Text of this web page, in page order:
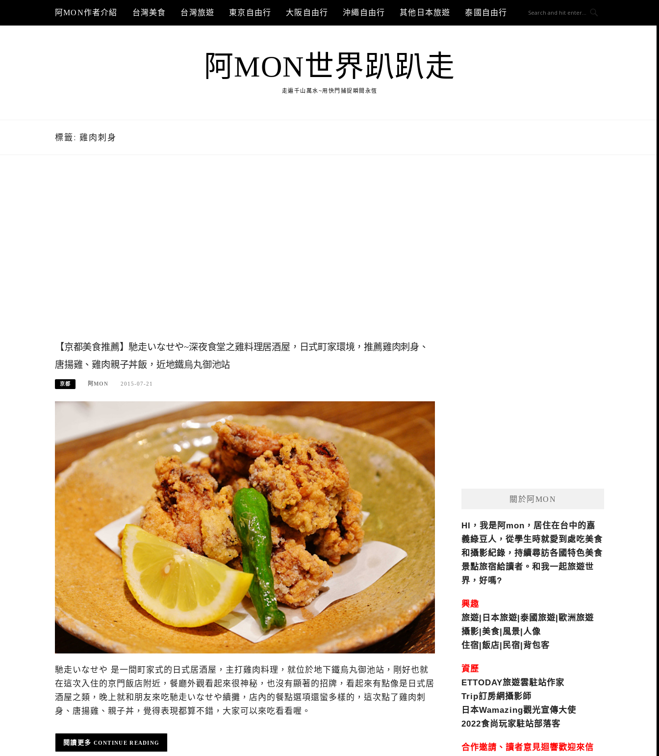
content
阿MON作者介紹 台灣美食 台灣旅遊 東京自由行 大阪自由行 沖繩自由行 其他日本旅遊 泰國自由行
阿MON世界趴趴走
走遍千山萬水~用快門捕捉瞬間永恆
標籤: 雞肉刺身
【京都美食推薦】馳走いなせや~深夜食堂之雞料理居酒屋，日式町家環境，推薦雞肉刺身、
唐揚雞、雞肉親子丼飯，近地鐵烏丸御池站
京都 阿MON 2015-07-21
馳走いなせや 是一間町家式的日式居酒屋，主打雞肉料理，就位於地下鐵烏丸御池站，剛好也就
在這次入住的京門飯店附近，餐廳外觀看起來很神秘，也沒有顯著的招牌，看起來有點像是日式居
酒屋之類，晚上就和朋友來吃馳走いなせや續攤，店內的餐點選項還蠻多樣的，這次點了雞肉刺
身、唐揚雞、親子丼，覺得表現都算不錯，大家可以來吃看看喔。
CONTINUE READING
關於阿MON
HI，我是阿mon，居住在台中的嘉
義綠豆人，從學生時就愛到處吃美食
和攝影紀錄，持續尋訪各國特色美食
景點旅宿給讀者。和我一起旅遊世
界，好嗎?
興趣
旅遊|日本旅遊|泰國旅遊|歐洲旅遊
攝影|美食|風景|人像
住宿|飯店|民宿|背包客
資歷
ETTODAY旅遊雲駐站作家
Trip訂房網攝影師
日本Wamazing觀光宣傳大使
2022食尚玩家駐站部落客
合作邀請、讀者意見迴響歡迎來信